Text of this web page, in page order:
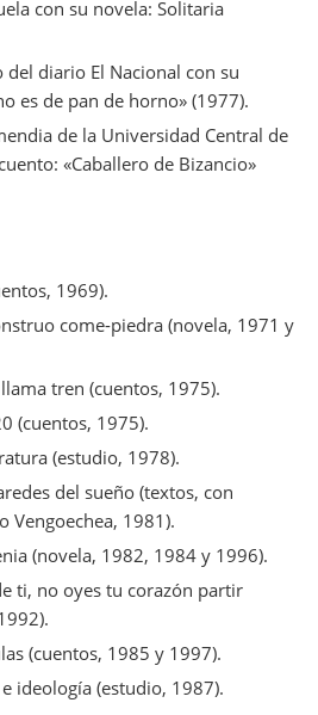
con su novela: Solitaria
del diario El Nacional con su
es de pan de horno» (1977).
de la Universidad Central de
«Caballero de Bizancio»
1969).
come-piedra (novela, 1971 y
tren (cuentos, 1975).
(cuentos, 1975).
(estudio, 1978).
del sueño (textos, con
Vengoechea, 1981).
(novela, 1982, 1984 y 1996).
ti, no oyes tu corazón partir
(cuentos, 1985 y 1997).
ideología (estudio, 1987).